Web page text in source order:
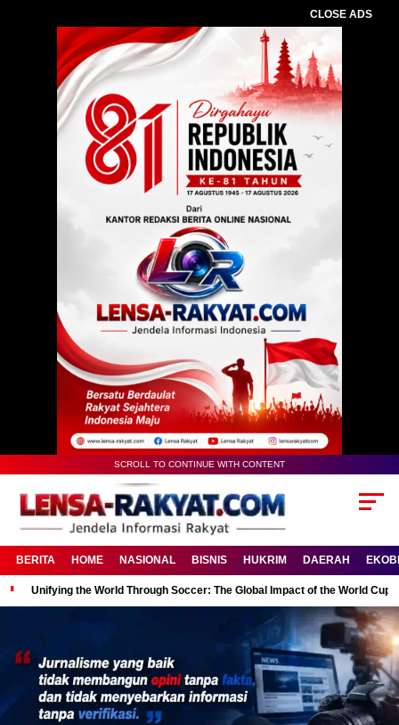
CLOSE ADS
SCROLL TO CONTINUE WITH CONTENT
BERITA HOME NASIONAL BISNIS HUKRIM DAERAH
Unifying the World Through Soccer: The Global Impact of the World Cup